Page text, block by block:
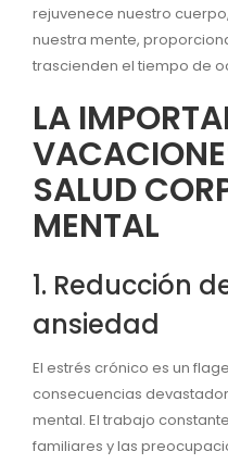
rejuvenece nuestro
nuestra mente,
trascienden el tiempo de
LA
SALUD
MENTAL
1. Reducción
ansiedad
El estrés crónico es un
consecuencias
mental. El trabajo
familiares y las